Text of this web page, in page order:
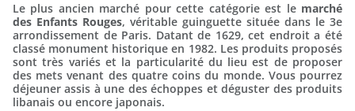
Le plus ancien marché pour cette catégorie est le marché
des Enfants Rouges, véritable guinguette située dans le 3e
arrondissement de Paris. Datant de 1629, cet endroit a été
classé monument historique en 1982. Les produits proposés
sont très variés et la particularité du lieu est de proposer
des mets venant des quatre coins du monde. Vous pourrez
déjeuner assis à une des échoppes et déguster des produits
libanais ou encore japonais.